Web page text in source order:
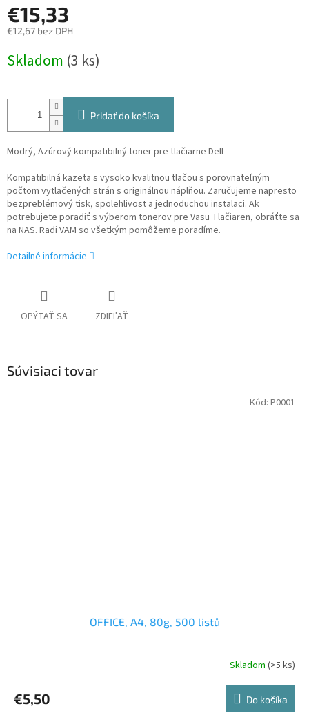
€15,33
€12,67 bez DPH
cena:
Skladom (3 ks)
Pridať do košíka
Modrý, Azúrový kompatibilný toner pre tlačiarne Dell
Kompatibilná kazeta s vysoko kvalitnou tlačou s porovnateľným
počtom vytlačených strán s originálnou náplňou. Zaručujeme napresto
bezpreblémový tisk, spolehlivost a jednoduchou instalaci. Ak
potrebujete poradiť s výberom tonerov pre Vasu Tlačiaren, obráťte sa
na NAS. Radi VAM so všetkým pomôžeme poradíme.
Detailné informácie
OPÝTAŤ SA ZDIEĽAŤ
Súvisiaci tovar
OFFICE, A4, 80g, 500 listů
Skladom (>5 ks)
€5,50 Do košíka
Kód: P0001